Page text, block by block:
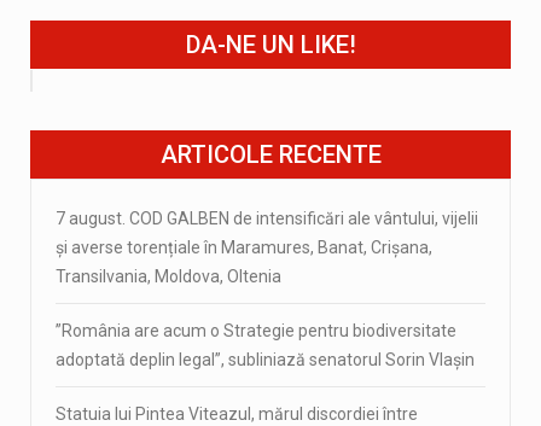
DA-NE UN LIKE!
ARTICOLE RECENTE
7 august. COD GALBEN de intensificări ale vântului, vijelii
și averse torențiale în Maramures, Banat, Crișana,
Transilvania, Moldova, Oltenia
”România are acum o Strategie pentru biodiversitate
adoptată deplin legal”, subliniază senatorul Sorin Vlașin
Statuia lui Pintea Viteazul, mărul discordiei între